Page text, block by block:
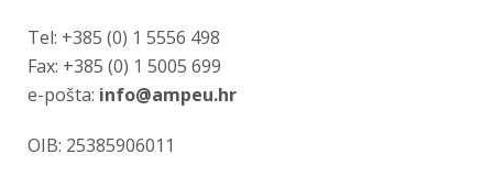
Tel: +385 (0) 1 5556 498
Fax: +385 (0) 1 5005 699
e-pošta: info@ampeu.hr
OIB: 25385906011